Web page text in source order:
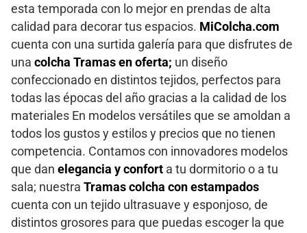
esta temporada con lo mejor en prendas de alta
calidad para decorar tus espacios. MiColcha.com
cuenta con una surtida galería para que disfrutes de
una colcha Tramas en oferta; un diseño
confeccionado en distintos tejidos, perfectos para
todas las épocas del año gracias a la calidad de los
materiales En modelos versátiles que se amoldan a
todos los gustos y estilos y precios que no tienen
competencia. Contamos con innovadores modelos
que dan elegancia y confort a tu dormitorio o a tu
sala; nuestra Tramas colcha con estampados
cuenta con un tejido ultrasuave y esponjoso, de
distintos grosores para que puedas escoger la que